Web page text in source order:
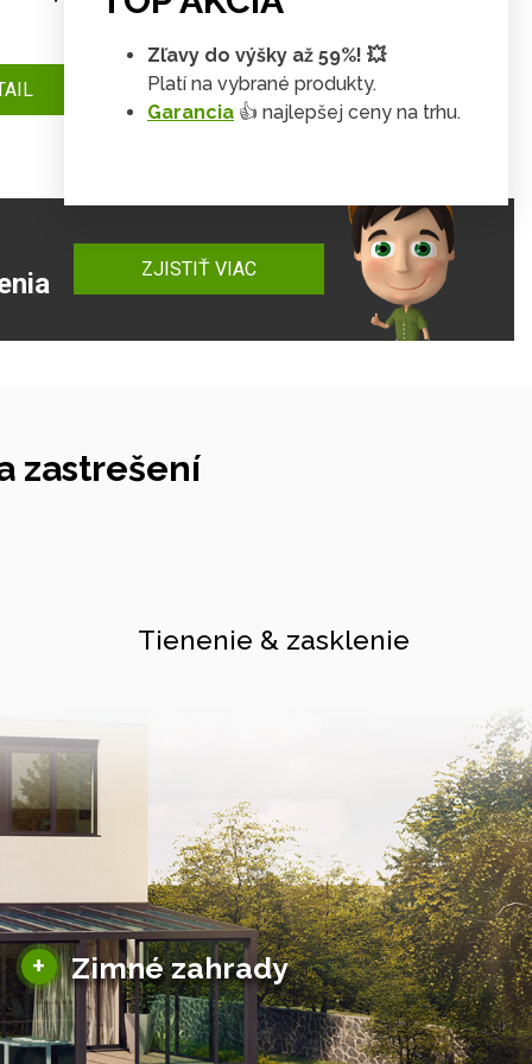
89 €
81 € DETAIL
ZJISTIŤ VIAC
zastrešení
Tienenie & zasklenie
+ Zimné zahrady
Sezónne zimné záhrady
Hliníkové zimné záhrady
Posuvné zimné záhrady
Solárne zimné záhrady
Zľavy do výšky až 59%! 💥
Platí na vybrané produkty.
Garancia 👍 najlepšej ceny na trhu.